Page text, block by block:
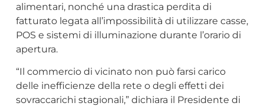
alimentari, nonché una drastica perdita di
fatturato legata all’impossibilità di utilizzare casse,
POS e sistemi di illuminazione durante l’orario di
apertura.
“Il commercio di vicinato non può farsi carico
delle inefficienze della rete o degli effetti dei
sovraccarichi stagionali,” dichiara il Presidente di